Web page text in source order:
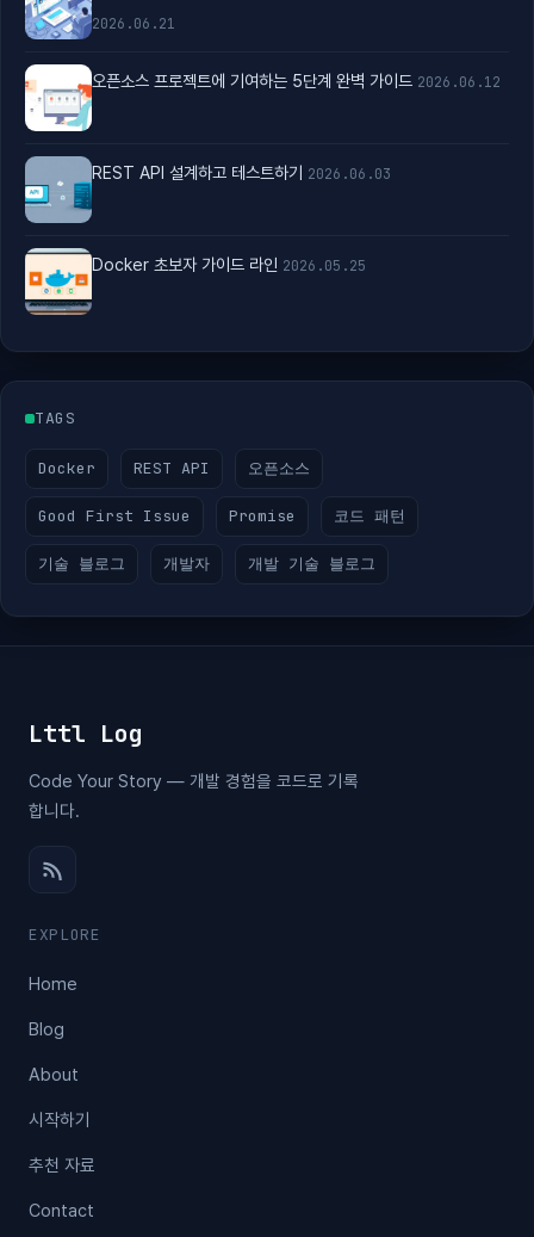
2026.06.21
오픈소스 프로젝트에 기여하는 5단계 완벽 가이드 2026.06.12
REST API 설계하고 테스트하기 2026.06.03
Docker 초보자 가이드 라인 2026.05.25
TAGS
Docker REST API 오픈소스
Good First Issue Promise 코드 패턴
기술 블로그 개발자 개발 기술 블로그
Lttl Log
Code Your Story — 개발 경험을 코드로 기록
합니다.
EXPLORE
Home
Blog
About
시작하기
추천 자료
Contact